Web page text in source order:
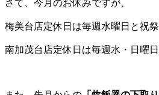
さて、今月のお休みですが、
梅美台店定休日は毎週水曜日と祝祭
南加茂台店定休日は毎週水・日曜日